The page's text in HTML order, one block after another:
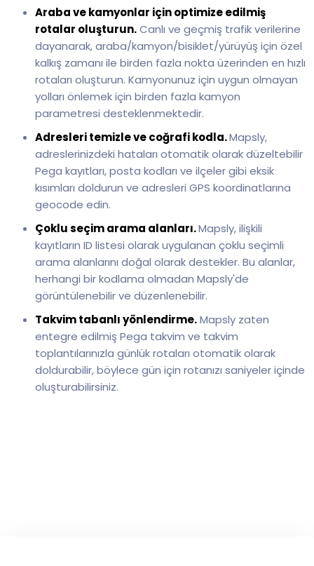
Araba ve kamyonlar için optimize edilmiş
rotalar oluşturun.Canlı ve geçmiş trafik verilerine
dayanarak, araba/kamyon/bisiklet/yürüyüş için özel
kalkış zamanı ile birden fazla nokta üzerinden en hızlı
rotaları oluşturun. Kamyonunuz için uygun olmayan
yolları önlemek için birden fazla kamyon
parametresi desteklenmektedir.
Adresleri temizle ve coğrafi kodla.Mapsly,
adreslerinizdeki hataları otomatik olarak düzeltebilir
Pega kayıtları, posta kodları ve ilçeler gibi eksik
kısımları doldurun ve adresleri GPS koordinatlarına
geocode edin.
Çoklu seçim arama alanları.Mapsly, ilişkili
kayıtların ID listesi olarak uygulanan çoklu seçimli
arama alanlarını doğal olarak destekler. Bu alanlar,
herhangi bir kodlama olmadan Mapsly'de
görüntülenebilir ve düzenlenebilir.
Takvim tabanlı yönlendirme.Mapsly zaten
entegre edilmiş Pega takvim ve takvim
toplantılarınızla günlük rotaları otomatik olarak
doldurabilir, böylece gün için rotanızı saniyeler içinde
oluşturabilirsiniz.